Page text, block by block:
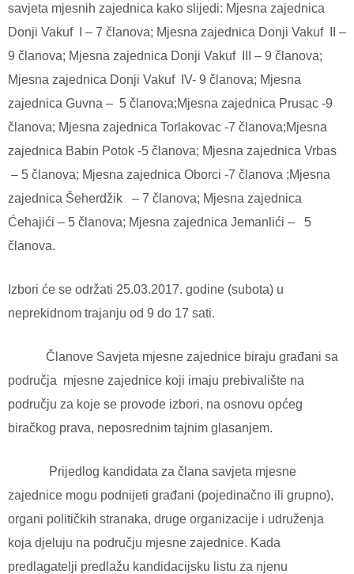
savjeta mjesnih zajednica kako slijedi: Mjesna zajednica
Donji Vakuf I – 7 članova; Mjesna zajednica Donji Vakuf II –
9 članova; Mjesna zajednica Donji Vakuf III – 9 članova;
Mjesna zajednica Donji Vakuf IV- 9 članova; Mjesna
zajednica Guvna – 5 članova;Mjesna zajednica Prusac -9
članova; Mjesna zajednica Torlakovac -7 članova;Mjesna
zajednica Babin Potok -5 članova; Mjesna zajednica Vrbas
– 5 članova; Mjesna zajednica Oborci -7 članova ;Mjesna
zajednica Šeherdžik – 7 članova; Mjesna zajednica
Ćehajići – 5 članova; Mjesna zajednica Jemanlići – 5
članova.
Izbori će se održati 25.03.2017. godine (subota) u
neprekidnom trajanju od 9 do 17 sati.
Članove Savjeta mjesne zajednice biraju građani sa
područja mjesne zajednice koji imaju prebivalište na
području za koje se provode izbori, na osnovu općeg
biračkog prava, neposrednim tajnim glasanjem.
Prijedlog kandidata za člana savjeta mjesne
zajednice mogu podnijeti građani (pojedinačno ili grupno),
organi političkih stranaka, druge organizacije i udruženja
koja djeluju na području mjesne zajednice. Kada
predlagatelji predlažu kandidacijsku listu za njenu